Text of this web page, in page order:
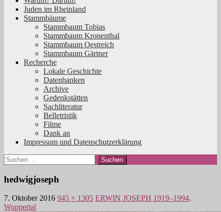
Juden im Rheinland
Stammbäume
Stammbaum Tobias
Stammbaum Kronenthal
Stammbaum Oestreich
Stammbaum Gärtner
Recherche
Lokale Geschichte
Datenbanken
Archive
Gedenkstätten
Sachliteratur
Belletristik
Filme
Dank an
Impressum und Datenschutzerklärung
Suchen
nach:
hedwigjoseph
7. Oktober 2016 945 × 1305 ERWIN JOSEPH 1919–1994,
Wuppertal